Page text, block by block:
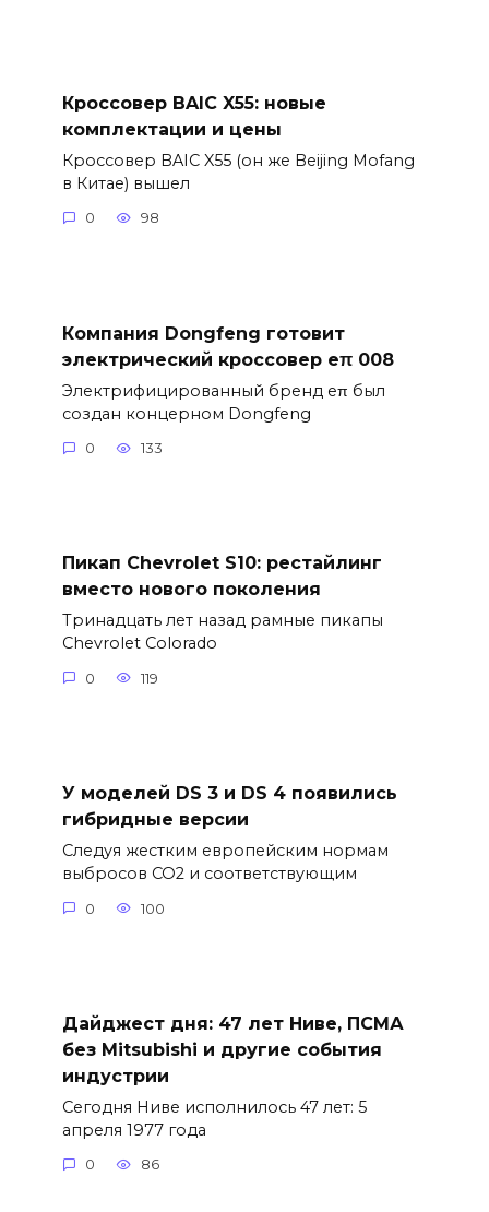
Кроссовер BAIC X55: новые
комплектации и цены
Кроссовер BAIC X55 (он же Beijing Mofang
в Китае) вышел
0 98
Компания Dongfeng готовит
электрический кроссовер eπ 008
Электрифицированный бренд eπ был
создан концерном Dongfeng
0 133
Пикап Chevrolet S10: рестайлинг
вместо нового поколения
Тринадцать лет назад рамные пикапы
Chevrolet Colorado
0 119
У моделей DS 3 и DS 4 появились
гибридные версии
Следуя жестким европейским нормам
выбросов CO2 и соответствующим
0 100
Дайджест дня: 47 лет Ниве, ПСМА
без Mitsubishi и другие события
индустрии
Сегодня Ниве исполнилось 47 лет: 5
апреля 1977 года
0 86